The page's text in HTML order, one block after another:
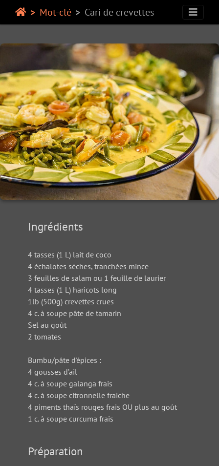
Mot-clé Cari de crevettes
Ingrédients
4 tasses (1 L) lait de coco
4 échalotes sèches, tranchées mince
3 feuilles de salam ou 1 feuille de laurier
4 tasses (1 L) haricots long
1lb (500g) crevettes crues
4 c. à soupe pâte de tamarin
Sel au goût
2 tomates
Bumbu/pâte d'épices :
4 gousses d’ail
4 c. à soupe galanga frais
4 c. à soupe citronnelle fraiche
4 piments thaïs rouges frais OU plus au goût
1 c. à soupe curcuma frais
Préparation